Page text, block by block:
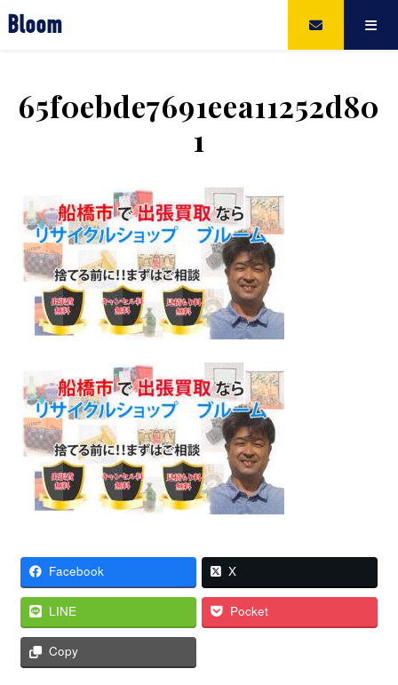
Bloom
1
Facebook X
LINE Pocket
Copy